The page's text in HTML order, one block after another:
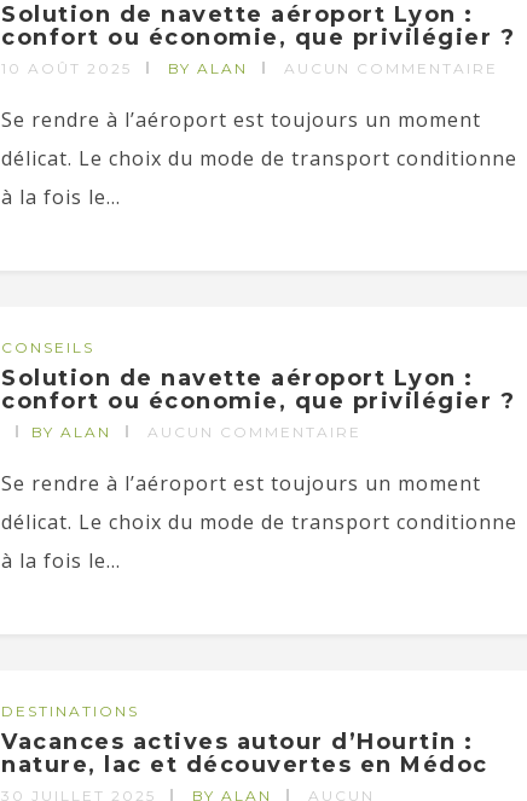
Solution de navette aéroport Lyon :
confort ou économie, que privilégier ?
10 AOÛT 2025 BY ALAN AUCUN COMMENTAIRE
Se rendre à l’aéroport est toujours un moment
délicat. Le choix du mode de transport conditionne
à la fois le...
CONSEILS
Solution de navette aéroport Lyon :
confort ou économie, que privilégier ?
BY ALAN AUCUN COMMENTAIRE
Se rendre à l’aéroport est toujours un moment
délicat. Le choix du mode de transport conditionne
à la fois le...
DESTINATIONS
Vacances actives autour d’Hourtin :
nature, lac et découvertes en Médoc
30 JUILLET 2025 BY ALAN AUCUN